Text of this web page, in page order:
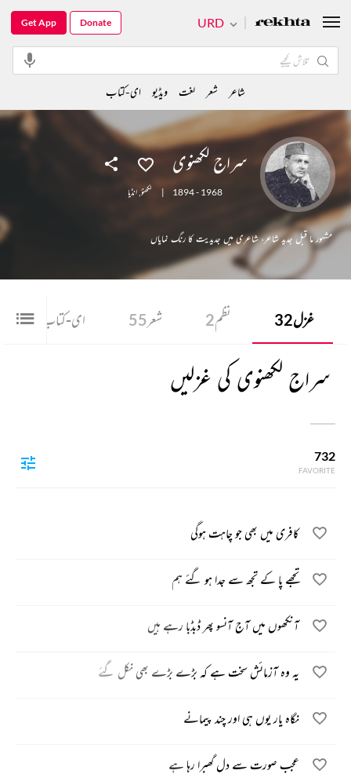
سراج لکھنوی
1894 - 1968
| لکھنؤ,انڈیا
مشہور ما قبل جدید شاعر، شاعری میں جدیدیت کا رنگ نمایاں
غزل32 نظم2 شعر55 ای-کتاب 2
سراج لکھنوی کی غزلیں
732
FAVORITE
کافری میں بھی جو چاہت ہوگی
تجھے پا کے تجھ سے جدا ہو گئے ہم
آنکھوں میں آج آنسو پھر ڈبڈبا رہے ہیں
یہ وہ آزمائش سخت ہے کہ بڑے بڑے بھی نکل گئے
نگاہ یار یوں ہی اور چند پیمانے
عجب صورت سے دل گھبرا رہا ہے
URD
Get App Donate
شاعر شعر لغت ویڈیو ای-کتاب